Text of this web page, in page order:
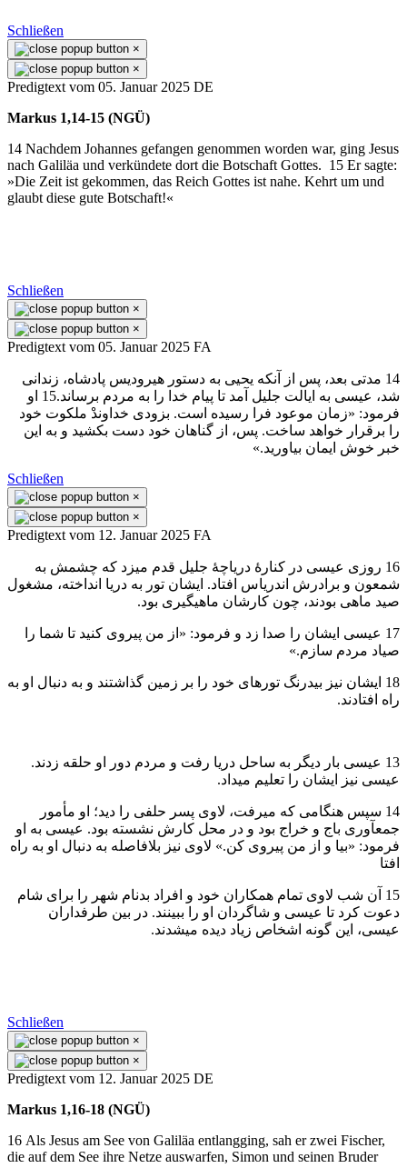
Schließen
×
×
Predigtext vom 05. Januar 2025 DE
Markus 1,14-15 (NGÜ)
14 Nachdem Johannes gefangen genommen worden war, ging Jesus
nach Galiläa und verkündete dort die Botschaft Gottes. 15 Er sagte:
»Die Zeit ist gekommen, das Reich Gottes ist nahe. Kehrt um und
glaubt diese gute Botschaft!«
Schließen
×
×
Predigtext vom 05. Januar 2025 FA
14 مدتی بعد، پس از آنكه يحيی به دستور هيروديس پادشاه، زندانی
شد، عيسی به ايالت جليل آمد تا پيام خدا را به مردم برساند.15 او
فرمود: «زمان موعود فرا رسيده است. بزودی خداوندْ ملكوت خود
را برقرار خواهد ساخت. پس، از گناهان خود دست بكشيد و به اين
خبر خوش ايمان بياوريد.»
Schließen
×
×
Predigtext vom 12. Januar 2025 FA
16 روزی عيسی در كنارهٔ درياچهٔ جليل قدم میزد كه چشمش به
شمعون و برادرش اندرياس افتاد. ايشان تور به دريا انداخته، مشغول
صيد ماهی بودند، چون كارشان ماهيگيری بود.
17 عيسی ايشان را صدا زد و فرمود: «از من پيروی كنيد تا شما را
صياد مردم سازم.»
18 ايشان نيز بیدرنگ تورهای خود را بر زمين گذاشتند و به دنبال او به
راه افتادند.
13 عيسی بار ديگر به ساحل دريا رفت و مردم دور او حلقه زدند.
عيسی نيز ايشان را تعليم میداد.
14 سپس هنگامی كه میرفت، لاوی پسر حلفی را ديد؛ او مأمور
جمعآوری باج و خراج بود و در محل كارش نشسته بود. عيسی به او
فرمود: «بيا و از من پيروی كن.» لاوی نيز بلافاصله به دنبال او به راه
افتا
15 آن شب لاوی تمام همكاران خود و افراد بدنام شهر را برای شام
دعوت كرد تا عيسی و شاگردان او را ببينند. در بين طرفداران
عيسی، اين گونه اشخاص زياد ديده میشدند.
Schließen
×
×
Predigtext vom 12. Januar 2025 DE
Markus 1,16-18 (NGÜ)
16 Als Jesus am See von Galiläa entlangging, sah er zwei Fischer,
die auf dem See ihre Netze auswarfen, Simon und seinen Bruder